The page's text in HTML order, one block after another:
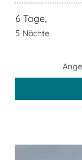
6 Tage,
5 Nächte